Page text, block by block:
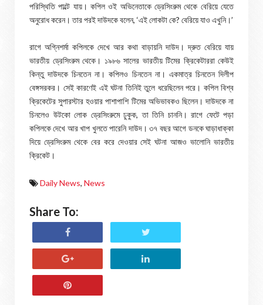
পরিস্থিতি পাল্টে যায়। কপিল ওই অভিনেতাকে ড্রেসিংরুম থেকে বেরিয়ে যেতে
অনুরোধ করেন। তার পরই দাউদকে বলেন, ‘এই লোকটা কে? বেরিয়ে যাও এখুনি।’
রাগে অগ্নিশর্মা কপিলকে দেখে আর কথা বাড়ায়নি দাউদ। দ্রুত বেরিয়ে যায়
ভারতীয় ড্রেসিংরুম থেকে। ১৯৮৬ সালের ভারতীয় টিমের ক্রিকেটাররা কেউই
কিন্তু দাউদকে চিনতেন না। কপিলও চিনতেন না। একমাত্র চিনতেন দিলীপ
বেঙ্গসরকর। সেই কারণেই এই ঘটনা তিনিই তুলে ধরেছিলেন পরে। কপিল বিশ্ব
ক্রিকেটের সুপারস্টার হওয়ার পাশাপাশি টিমের অভিভাবকও ছিলেন। দাউদকে না
চিনলেও উটকো লোক ড্রেসিংরুমে ঢুকুক, তা তিনি চাননি। রাগে ফেটে পড়া
কপিলকে দেখে আর খাপ খুলতে পারেনি দাউদ। ৩৭ বছর আগে ডনকে ঘাড়াধাক্কা
দিয়ে ড্রেসিংরুম থেকে বের করে দেওয়ার সেই ঘটনা আজও ভালোনি ভারতীয়
ক্রিকেট।
Daily News, News
Share To: